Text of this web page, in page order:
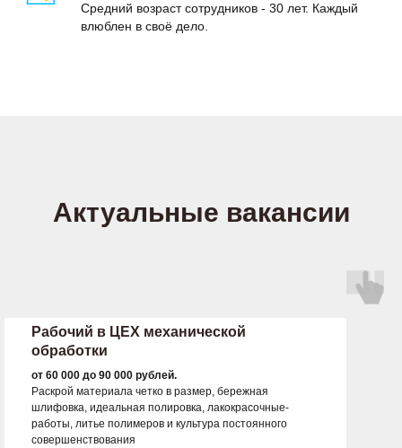
Средний возраст сотрудников - 30 лет. Каждый
влюблен в своё дело.
Актуальные вакансии
Рабочий в ЦЕХ механической
обработки
от 60 000 до 90 000 рублей.
Раскрой материала четко в размер, бережная
шлифовка, идеальная полировка, лакокрасочные-
работы, литье полимеров и культура постоянного
совершенствования